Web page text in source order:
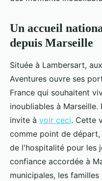
Un accueil
depuis Marseille
Située à Lambersart,
Aventures ouvre ses
France qui souhaitent
inoubliables à
invite à voir ceci. Cette
comme point de
de l'hospitalité pour les
confiance accordée à
municipales, les